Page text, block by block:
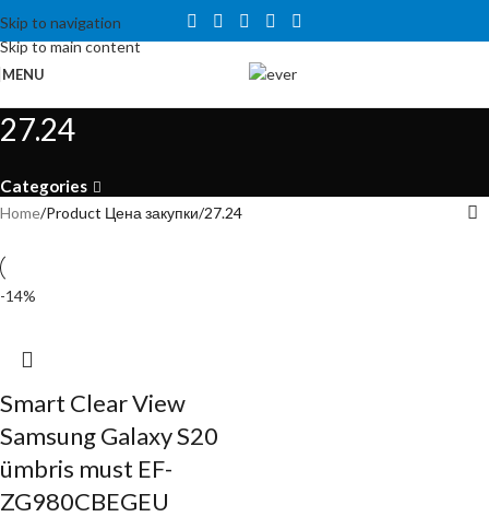
Skip to navigation
Skip to main content
Tähelepanu! Veebisait on väljatöötamisel ning töötab ajutiselt
kataloogirežiimis. Hetkel veel tellida ei saa, kuid on võimalus tutvuda
toodete ja hindadega.
MENU
27.24
Categories
Home Product Цена закупки 27.24
-14%
Smart Clear View
Samsung Galaxy S20
ümbris must EF-
ZG980CBEGEU